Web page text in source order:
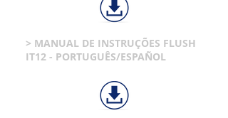
> MANUAL DE INSTRUÇÕES FLUSH
IT12 - PORTUGUÊS/ESPAÑOL